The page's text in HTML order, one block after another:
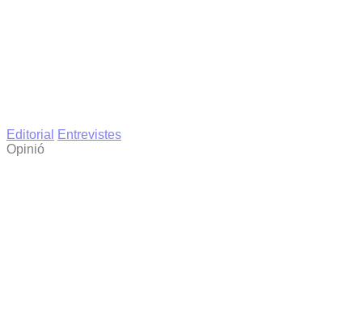
Editorial
Entrevistes
Opinió